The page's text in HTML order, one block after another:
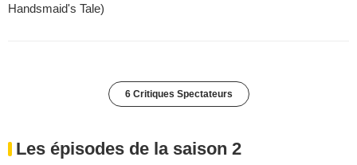
Handsmaid's Tale)
6 Critiques Spectateurs
Les épisodes de la saison 2